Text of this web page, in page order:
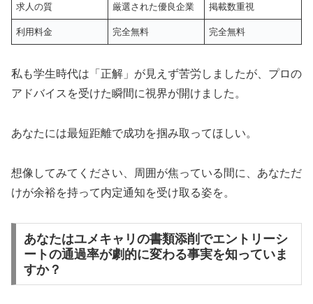
求人の質 厳選された優良企業 掲載数重視
利用料金 完全無料 完全無料
私も学生時代は「正解」が見えず苦労しましたが、プロの
アドバイスを受けた瞬間に視界が開けました。
あなたには最短距離で成功を掴み取ってほしい。
想像してみてください、周囲が焦っている間に、あなただ
けが余裕を持って内定通知を受け取る姿を。
あなたはユメキャリの書類添削でエントリーシ
ートの通過率が劇的に変わる事実を知っていま
すか？